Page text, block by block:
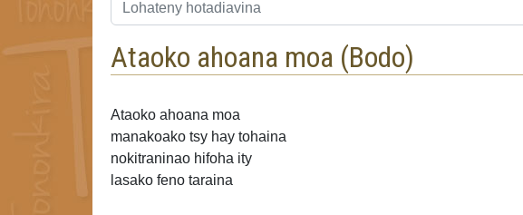
Ataoko ahoana moa (Bodo)
Ataoko ahoana moa
manakoako tsy hay tohaina
nokitraninao hifoha ity
lasako feno taraina